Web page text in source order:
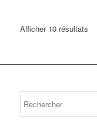
Afficher 10 résultats